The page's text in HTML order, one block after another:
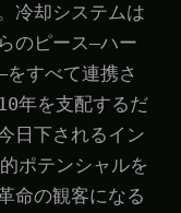
冷却システムは
のピース—ハー
をすべて連携さ
年を支配するだ
日下されるイン
ポテンシャルを
命の観客になる